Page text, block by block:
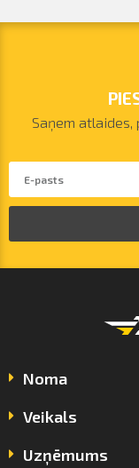
Saņem atlaides,
Noma
Veikals
Uzņēmums